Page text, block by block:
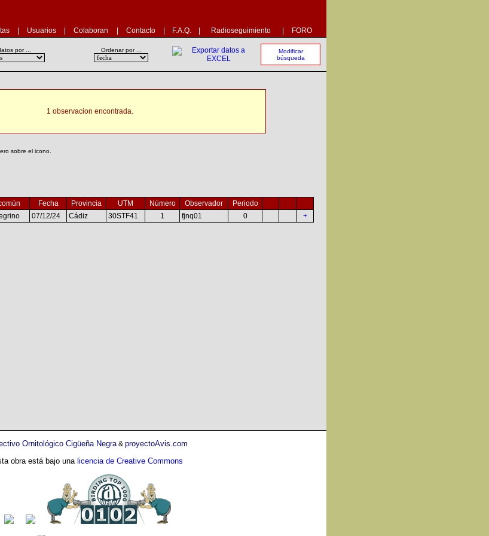
Usuarios Colaboran Contacto F.A.Q. Radioseguimiento FORO
por ... Ordenar por ...
Modificar
búsqueda
1 observacion encontrada.
sobre el icono.
Fecha Provincia UTM Número Observador
Periodo
07/12/24 Cádiz 30STF41 1 fjnq01 0 +
Ornitológico Cigüeña Negra& proyectoAvis.com
obra está bajo una licencia de Creative Commons